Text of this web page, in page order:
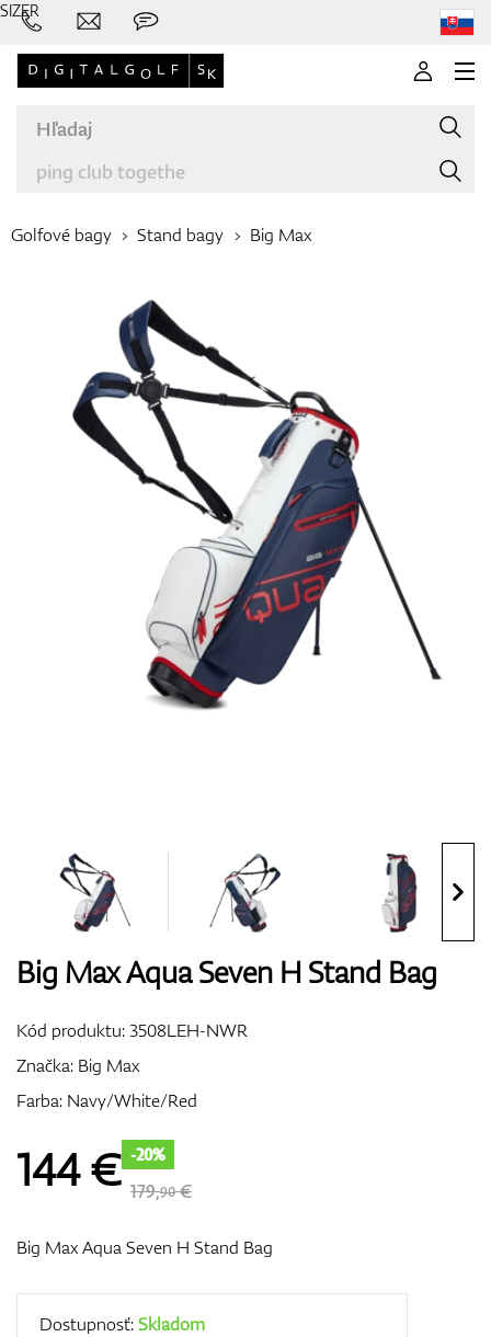
Palice
Oblečenie
Topánky
Rukavice
Bagy
GPS/Zameriavače
Darčekové poukážky
Golfové bagy Stand bagy Big Max
Big Max Aqua Seven H Stand Bag
Kód produktu:3508LEH-NWR
Značka: Big Max
Farba: Navy/White/Red
144€ -20%
179,90€
Big Max Aqua Seven H Stand Bag
Dostupnosť:Skladom
SIZER